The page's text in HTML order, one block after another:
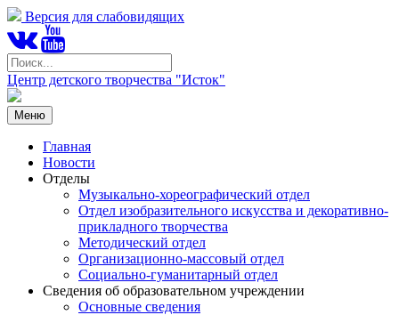
Версия для слабовидящих
Центр детского творчества "Исток"
Меню
Главная
Новости
Отделы
Музыкально-хореографический отдел
Отдел изобразительного искусства и декоративно-
прикладного творчества
Методический отдел
Организационно-массовый отдел
Социально-гуманитарный отдел
Сведения об образовательном учреждении
Основные сведения